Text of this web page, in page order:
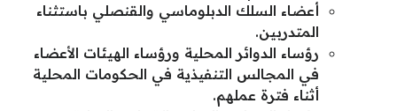
أعضاء السلك الدبلوماسي والقنصلي باستثناء
المتدربين.
رؤساء الدوائر المحلية ورؤساء الهيئات الأعضاء
في المجالس التنفيذية في الحكومات المحلية
أثناء فترة عملهم.